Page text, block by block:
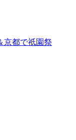
京都で祇園祭